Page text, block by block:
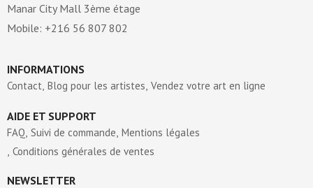
Manar City Mall 3ème étage
Mobile: +216 56 807 802
INFORMATIONS
Contact Blog pour les artistes Vendez votre art en ligne
AIDE ET SUPPORT
FAQ Suivi de commande Mentions légales
Conditions générales de ventes
NEWSLETTER